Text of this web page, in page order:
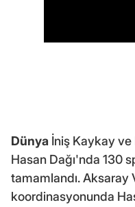
Dünya İniş Kaykay ve
Hasan Dağı'nda 130
tamamlandı. Aksaray
koordinasyonunda